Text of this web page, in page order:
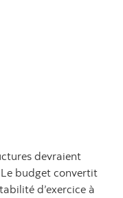
devraient
budget convertit
d’exercice à